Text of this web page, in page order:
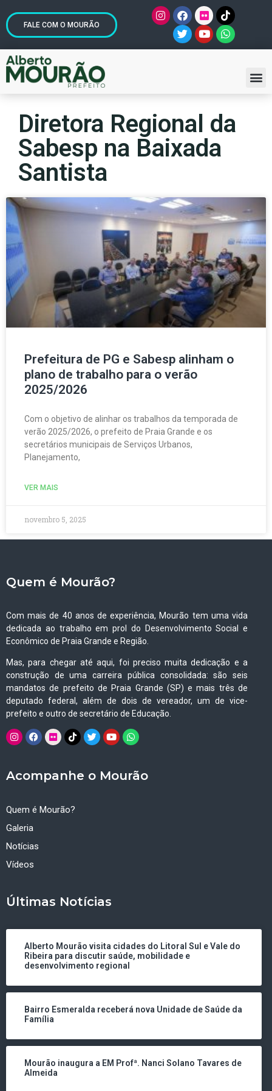
FALE COM O MOURÃO
Diretora Regional da
Sabesp na Baixada
Santista
Prefeitura de PG e Sabesp alinham o
plano de trabalho para o verão
2025/2026
Com o objetivo de alinhar os trabalhos da temporada de
verão 2025/2026, o prefeito de Praia Grande e os
secretários municipais de Serviços Urbanos,
Planejamento,
VER MAIS
novembro 5, 2025
Quem é Mourão?
Com mais de 40 anos de experiência, Mourão tem uma vida
dedicada ao trabalho em prol do Desenvolvimento Social e
Econômico de Praia Grande e Região.
Mas, para chegar até aqui, foi preciso muita dedicação e a
construção de uma carreira pública consolidada: são seis
mandatos de prefeito de Praia Grande (SP) e mais três de
deputado federal, além de dois de vereador, um de vice-
prefeito e outro de secretário de Educação.
Acompanhe o Mourão
Quem é Mourão?
Galeria
Notícias
Vídeos
Últimas Notícias
Alberto Mourão visita cidades do Litoral Sul e Vale do
Ribeira para discutir saúde, mobilidade e
desenvolvimento regional
Bairro Esmeralda receberá nova Unidade de Saúde da
Família
Mourão inaugura a EM Profª. Nanci Solano Tavares de
Almeida